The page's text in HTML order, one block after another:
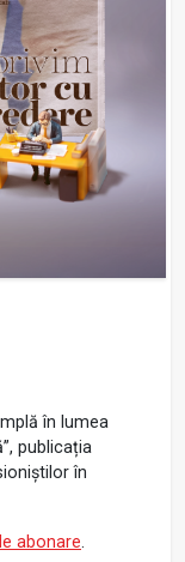
în lumea
publicația
în
abonare.